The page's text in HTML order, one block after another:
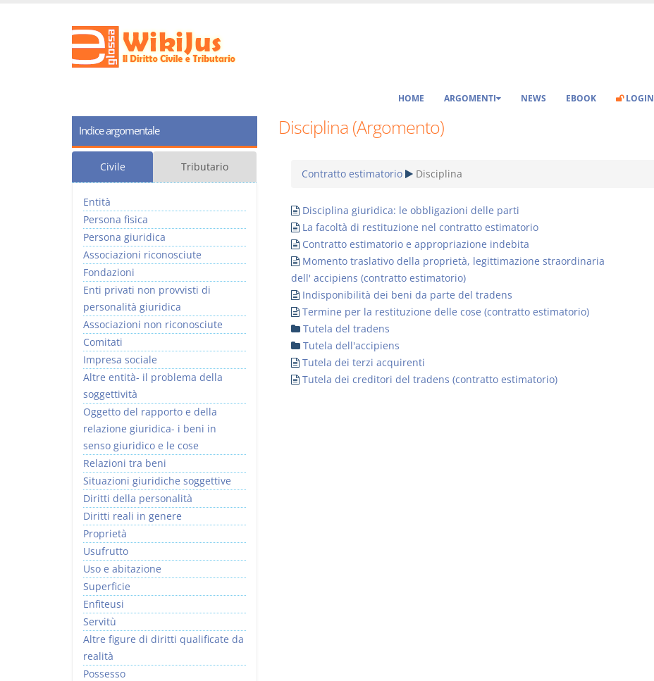
HOME ARGOMENTI NEWS EBOOK LOGIN
Disciplina (Argomento)
Contratto estimatorio Disciplina
Disciplina giuridica: le obbligazioni delle parti
La facoltà di restituzione nel contratto estimatorio
Contratto estimatorio e appropriazione indebita
Momento traslativo della proprietà, legittimazione straordinaria
dell' accipiens (contratto estimatorio)
Indisponibilità dei beni da parte del tradens
Termine per la restituzione delle cose (contratto estimatorio)
Tutela del tradens
Tutela dell'accipiens
Tutela dei terzi acquirenti
Tutela dei creditori del tradens (contratto estimatorio)
Indice argomentale
Civile Tributario
Entità
Persona fisica
Persona giuridica
Associazioni riconosciute
Fondazioni
Enti privati non provvisti di
personalità giuridica
Associazioni non riconosciute
Comitati
Impresa sociale
Altre entità- il problema della
soggettività
Oggetto del rapporto e della
relazione giuridica- i beni in
senso giuridico e le cose
Relazioni tra beni
Situazioni giuridiche soggettive
Diritti della personalità
Diritti reali in genere
Proprietà
Usufrutto
Uso e abitazione
Superficie
Enfiteusi
Servitù
Altre figure di diritti qualificate da
realità
Possesso
I Vincoli Preliminari
Versione ebook€ 4,19
Usufrutto Uso e
Abitazione
Versione ebook
(iva incl.)